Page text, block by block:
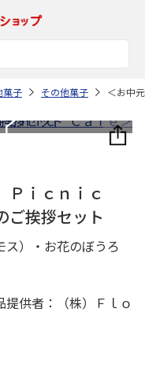
菓子 その他菓子 ＜お中
Ｐｉｃｎｉｃ
ご挨拶セット
）・お花のぼうろ
供者：（株）Ｆｌｏ